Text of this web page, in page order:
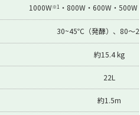
1000W※1 ・800W・600W・
30~45℃（発酵）、80～
約15.4 kg
22L
約1.5m